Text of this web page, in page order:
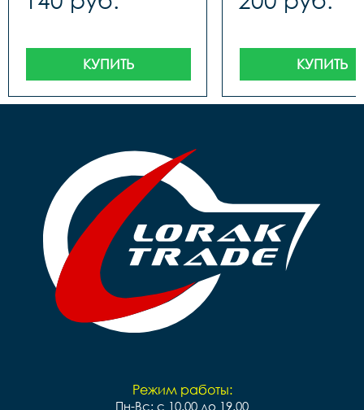
КУПИТЬ
(рулевые колонки,
механизмов.
КУПИТЬ
Режим работы:
Пн-Вс: с 10.00 до 19.00